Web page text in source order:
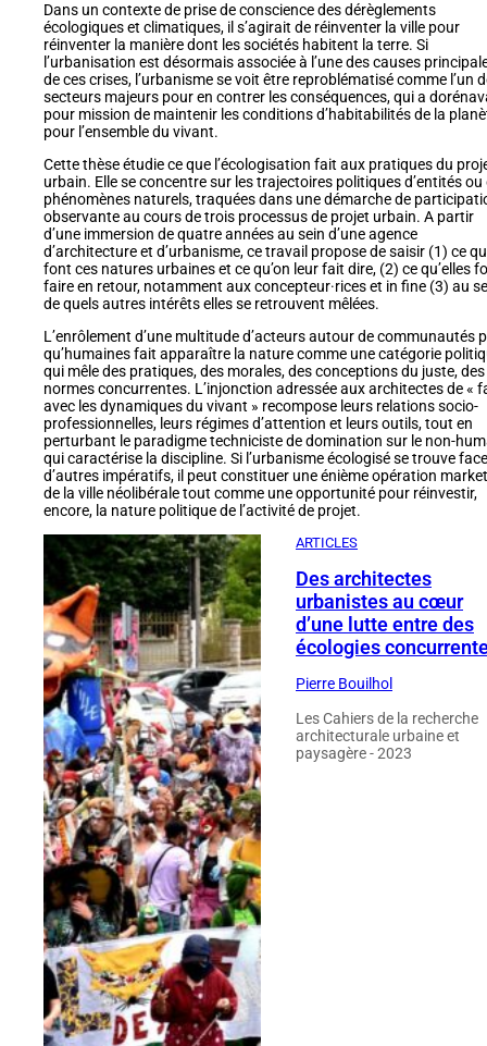
Dans un contexte de prise de conscience des dérèglements
écologiques et climatiques, il s’agirait de réinventer la ville pour
réinventer la manière dont les sociétés habitent la terre. Si
l’urbanisation est désormais associée à l’une des causes
de ces crises, l’urbanisme se voit être reproblématisé comme l’un
secteurs majeurs pour en contrer les conséquences, qui a
pour mission de maintenir les conditions d’habitabilités de la
pour l’ensemble du vivant.
Cette thèse étudie ce que l’écologisation fait aux pratiques du
urbain. Elle se concentre sur les trajectoires politiques d’entités ou
phénomènes naturels, traquées dans une démarche de
observante au cours de trois processus de projet urbain. A partir
d’une immersion de quatre années au sein d’une agence
d’architecture et d’urbanisme, ce travail propose de saisir (1) ce
font ces natures urbaines et ce qu’on leur fait dire, (2) ce qu’elles
faire en retour, notamment aux concepteur·rices et in fine (3) au
de quels autres intérêts elles se retrouvent mêlées.
L’enrôlement d’une multitude d’acteurs autour de communautés
qu’humaines fait apparaître la nature comme une catégorie
qui mêle des pratiques, des morales, des conceptions du juste, des
normes concurrentes. L’injonction adressée aux architectes de «
avec les dynamiques du vivant » recompose leurs relations socio-
professionnelles, leurs régimes d’attention et leurs outils, tout en
perturbant le paradigme techniciste de domination sur le non-
qui caractérise la discipline. Si l’urbanisme écologisé se trouve
d’autres impératifs, il peut constituer une énième opération
de la ville néolibérale tout comme une opportunité pour réinvestir,
encore, la nature politique de l’activité de projet.
ARTICLES
Des architectes
urbanistes au cœur
d’une lutte entre des
écologies
Pierre Bouilhol
Les Cahiers de la recherche
architecturale urbaine et
paysagère - 2023